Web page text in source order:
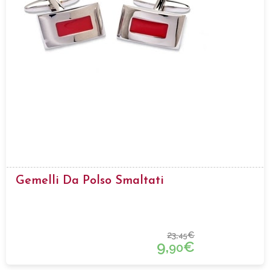
Gemelli Da Polso Smaltati
23,45€
9,90€